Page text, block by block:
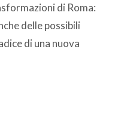
di Roma:
delle possibili
di una nuova